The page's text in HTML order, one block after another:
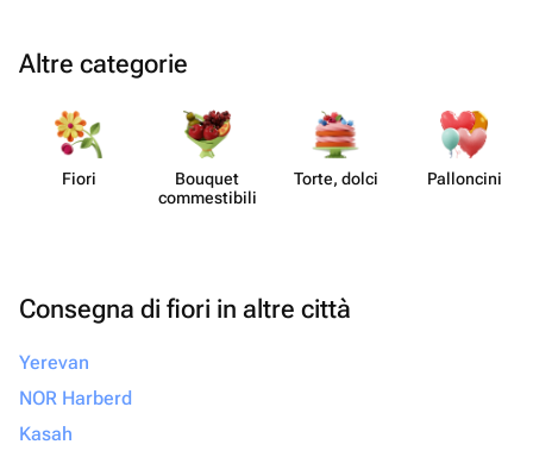
Altre categorie
Fiori
Bouquet
commes​tibili
Torte, dolci Pall​oncini
Consegna di fiori in altre città
Yerevan
NOR Harberd
Kasah